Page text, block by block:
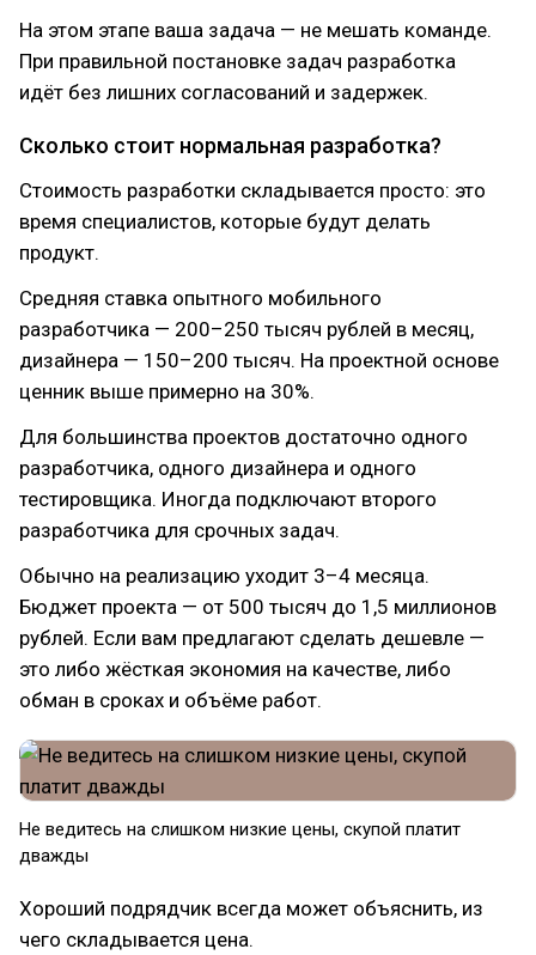
На этом этапе ваша задача — не мешать команде.
При правильной постановке задач разработка
идёт без лишних согласований и задержек.
Сколько стоит нормальная разработка?
Стоимость разработки складывается просто: это
время специалистов, которые будут делать
продукт.
Средняя ставка опытного мобильного
разработчика — 200–250 тысяч рублей в месяц,
дизайнера — 150–200 тысяч. На проектной основе
ценник выше примерно на 30%.
Для большинства проектов достаточно одного
разработчика, одного дизайнера и одного
тестировщика. Иногда подключают второго
разработчика для срочных задач.
Обычно на реализацию уходит 3–4 месяца.
Бюджет проекта — от 500 тысяч до 1,5 миллионов
рублей. Если вам предлагают сделать дешевле —
это либо жёсткая экономия на качестве, либо
обман в сроках и объёме работ.
Не ведитесь на слишком низкие цены, скупой платит
дважды
Хороший подрядчик всегда может объяснить, из
чего складывается цена.